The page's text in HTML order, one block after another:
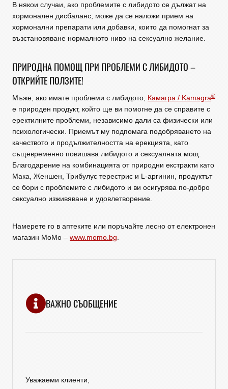
В някои случаи, ако проблемите с либидото се дължат на
хормонален дисбаланс, може да се наложи прием на
хормонални препарати или добавки, които да помогнат за
възстановяване нормалното ниво на сексуално желание.
ПРИРОДНА ПОМОЩ ПРИ ПРОБЛЕМИ С ЛИБИДОТО –
ОТКРИЙТЕ ПОЛЗИТЕ!
Мъже, ако имате проблеми с либидото, Камагра / Kamagra®
е природен продукт, който ще ви помогне да се справите с
еректилните проблеми, независимо дали са физически или
психологически. Приемът му подпомага подобряването на
качеството и продължителността на ерекцията, като
същевременно повишава либидото и сексуалната мощ.
Благодарение на комбинацията от природни екстракти като
Мака, Женшен, Трибулус терестрис и L-аргинин, продуктът
се бори с проблемите с либидото и ви осигурява по-добро
сексуално изживяване и удовлетворение.
Намерете го в аптеките или поръчайте лесно от електронен
магазин МоМо – www.momo.bg.
ВАЖНО СЪОБЩЕНИЕ
Уважаеми клиенти,